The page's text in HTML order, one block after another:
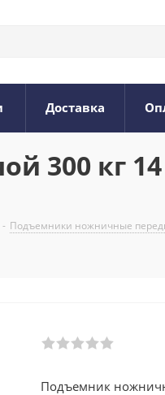
Доставка
кг 14
- Подъемники ножничные
Подъемник